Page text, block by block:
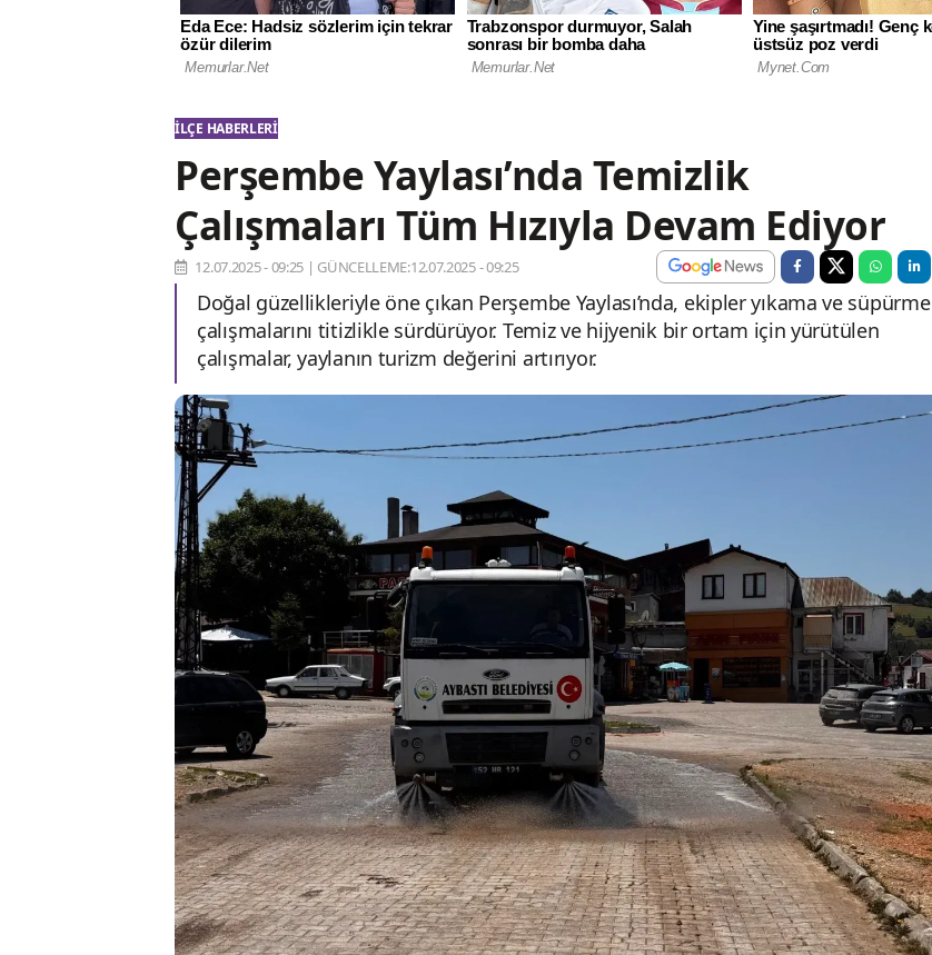
İLÇE HABERLERI
Perşembe Yaylası’nda Temizlik
Çalışmaları Tüm Hızıyla Devam Ediyor
12.07.2025 - 09:25 | GÜNCELLEME:12.07.2025 - 09:25
Doğal güzellikleriyle öne çıkan Perşembe Yaylası’nda, ekipler yıkama ve süpürme
çalışmalarını titizlikle sürdürüyor. Temiz ve hijyenik bir ortam için yürütülen
çalışmalar, yaylanın turizm değerini artırıyor.